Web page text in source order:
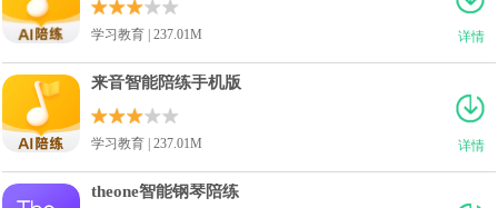
详情
学习教育 | 237.01M
详情
来音智能陪练手机版
学习教育 | 237.01M
theone智能钢琴陪练